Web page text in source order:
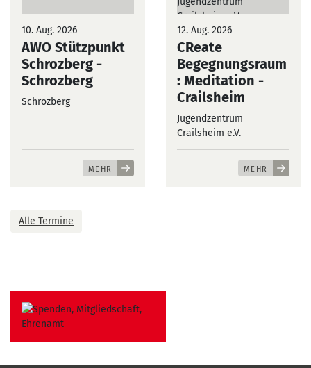
10. Aug. 2026
AWO Stützpunkt
Schrozberg -
Schrozberg
Schrozberg
MEHR
12. Aug. 2026
CReate
Begegnungsraum
: Meditation -
Crailsheim
Jugendzentrum
Crailsheim e.V.
MEHR
Alle Termine